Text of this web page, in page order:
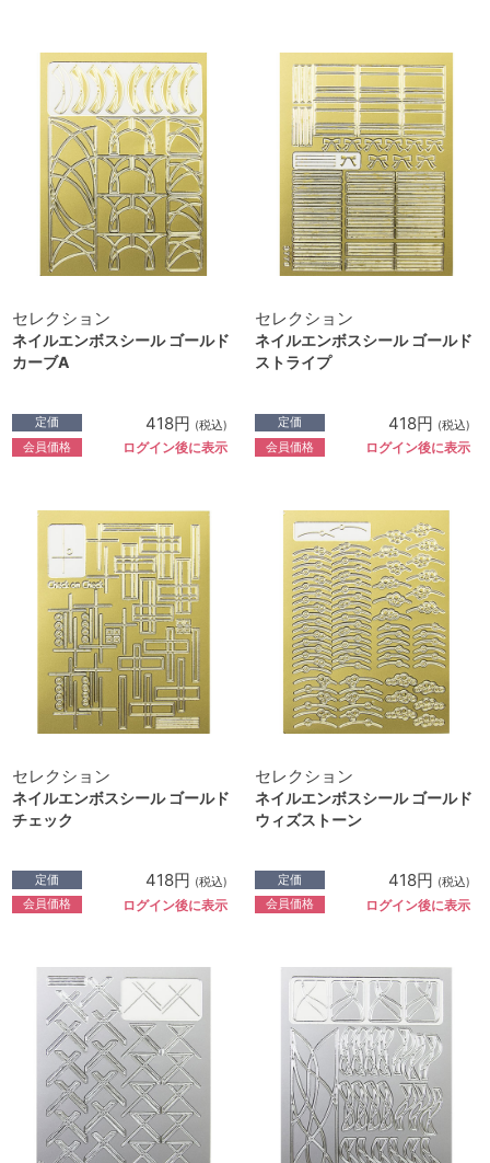
セレクション
ネイルエンボスシール ゴールド
カーブA
定価 418円 (税込)
会員価格 ログイン後に表示
セレクション
ネイルエンボスシール ゴールド
ストライプ
定価 418円 (税込)
会員価格 ログイン後に表示
セレクション
ネイルエンボスシール ゴールド
チェック
定価 418円 (税込)
会員価格 ログイン後に表示
セレクション
ネイルエンボスシール ゴールド
ウィズストーン
定価 418円 (税込)
会員価格 ログイン後に表示